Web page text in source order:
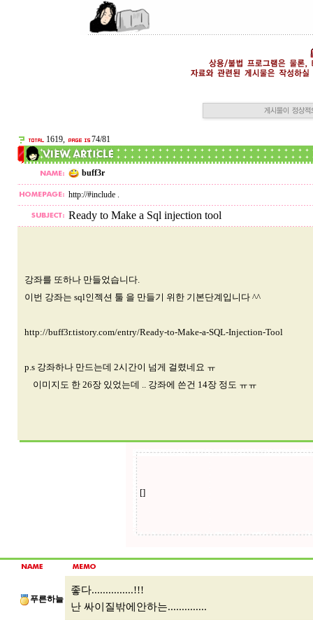
1619, 74/81
buff3r
http://#include .
Ready to Make a Sql injection tool
강좌를 또하나 만들었습니다.
이번 강좌는 sql인젝션 툴 을 만들기 위한 기본단계입니다 ^^
http://buff3r.tistory.com/entry/Ready-to-Make-a-SQL-Injection-Tool
p.s 강좌하나 만드는데 2시간이 넘게 걸렸네요 ㅠ
이미지도 한 26장 있었는데 .. 강좌에 쓴건 14장 정도 ㅠㅠ
푸른하늘
좋다...............!!!
난 싸이질밖에안하는..............